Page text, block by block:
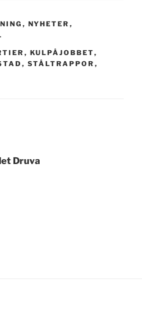
, NYHETER ,
, KULPÅJOBBET,
, STÅLTRAPPOR ,
Druva